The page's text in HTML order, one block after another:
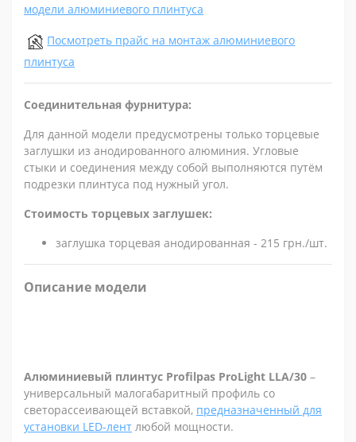
модели алюминиевого плинтуса
Посмотреть прайс на монтаж алюминиевого
плинтуса
Соединительная фурнитура:
Для данной модели предусмотрены только торцевые
заглушки из анодированного алюминия. Угловые
стыки и соединения между собой выполняются путём
подрезки плинтуса под нужный угол.
Стоимость торцевых заглушек:
заглушка торцевая анодированная - 215 грн./шт.
Описание модели
Алюминиевый плинтус Profilpas ProLight LLA/30 –
универсальный малогабаритный профиль со
светорассеивающей вставкой, предназначенный для
установки LED-лент любой мощности.